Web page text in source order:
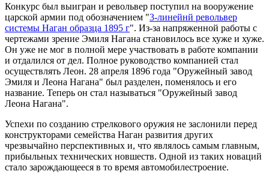
Конкурс был выигран и револьвер поступил на вооружение
царской армии под обозначением "3-линейнй револьвер
системы Наган образца 1895 г". Из-за напряженной работы с
чертежами зрение Эмиля Нагана становилось все хуже и хуже.
Он уже не мог в полной мере участвовать в работе компании
и отдалился от дел. Полное руководство компанией стал
осуществлять Леон. 28 апреля 1896 года "Оружейный завод
Эмиля и Леона Нагана" был разделен, поменялось и его
название. Теперь он стал называться "Оружейный завод
Леона Нагана".
Успехи по созданию стрелкового оружия не заслонили перед
конструкторами семейства Наган развития других
чрезвычайно перспективных и, что являлось самым главным,
прибыльных технических новшеств. Одной из таких новаций
стало зарождающееся в то время автомобилестроение.